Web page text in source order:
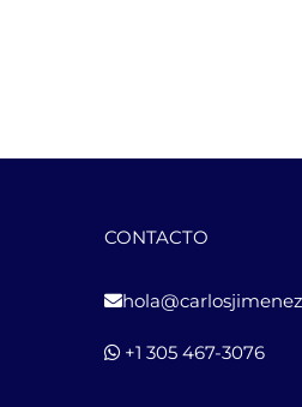
CONTACTO
+1 305 467-3076